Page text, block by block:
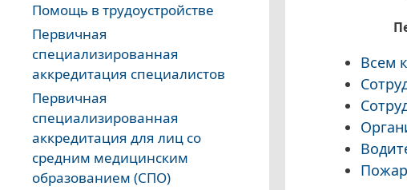
Всем
Помощь в трудоустройстве
Первичная
специализированная
аккредитация специалистов
Первичная
специализированная
аккредитация для лиц со
средним медицинским
образованием (СПО)